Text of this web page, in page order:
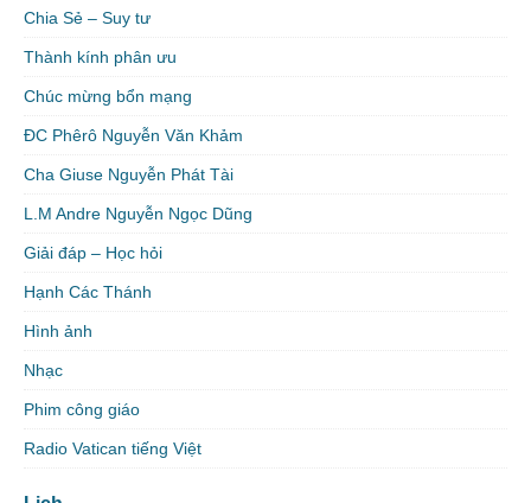
Chia Sẻ – Suy tư
Thành kính phân ưu
Chúc mừng bổn mạng
ĐC Phêrô Nguyễn Văn Khảm
Cha Giuse Nguyễn Phát Tài
L.M Andre Nguyễn Ngọc Dũng
Giải đáp – Học hỏi
Hạnh Các Thánh
Hình ảnh
Nhạc
Phim công giáo
Radio Vatican tiếng Việt